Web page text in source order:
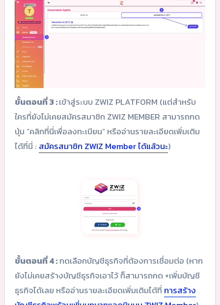
ขั้นตอนที่ 3 :เข้าสู่ระบบ ZWIZ PLATFORM (แต่สำหรับ
ใครที่ยังไม่เคยสมัครสมาชิก ZWIZ MEMBER สามารถกด
ปุ่ม “คลิกที่นี่เพื่อลงทะเบียน” หรืออ่านรายละเอียดเพิ่มเติม
ได้ที่นี่ : สมัครสมาชิก ZWIZ Member ได้แล้วนะ)
ขั้นตอนที่ 4 :กดเลือกบัญชีธุรกิจที่ต้องการเชื่อมต่อ (หาก
ยังไม่เคยสร้างบัญชีธุรกิจเอาไว้ ก็สามารถกด +เพิ่มบัญชี
ธุรกิจได้เลย หรืออ่านรายละเอียดเพิ่มเติมได้ที่การสร้าง